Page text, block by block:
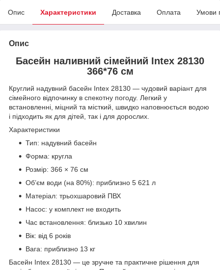
Опис Характеристики Доставка Оплата Умови
Опис
Басейн наливний сімейний Intex 28130
366*76 см
Круглий надувний басейн Intex 28130 — чудовий варіант для
сімейного відпочинку в спекотну погоду. Легкий у
встановленні, міцний та місткий, швидко наповнюється водою
і підходить як для дітей, так і для дорослих.
Характеристики
Тип: надувний басейн
Форма: кругла
Розмір: 366 × 76 см
Об’єм води (на 80%): приблизно 5 621 л
Матеріал: трьохшаровий ПВХ
Насос: у комплект не входить
Час встановлення: близько 10 хвилин
Вік: від 6 років
Вага: приблизно 13 кг
Басейн Intex 28130 — це зручне та практичне рішення для